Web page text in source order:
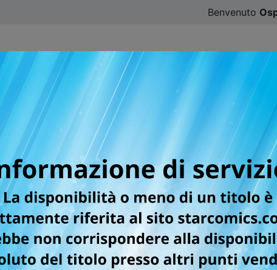
Benvenuto
CATALOGO SFOGLIA ONLINE DIGISTAR
pagina successiva guarda le sue caratteristiche
sul seguente pulsante INFO PAGAMENTO oppure